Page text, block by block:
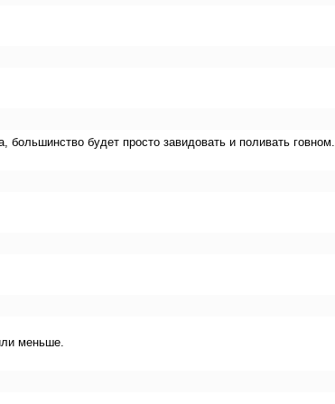
будет просто завидовать и поливать говном.
меньше.